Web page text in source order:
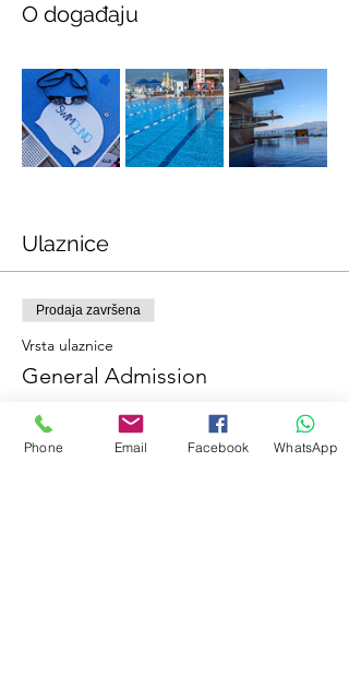
O događaju
Ulaznice
Prodaja završena
Vrsta ulaznice
General Admission
Više informacija
Cijena
Phone Email Facebook WhatsApp